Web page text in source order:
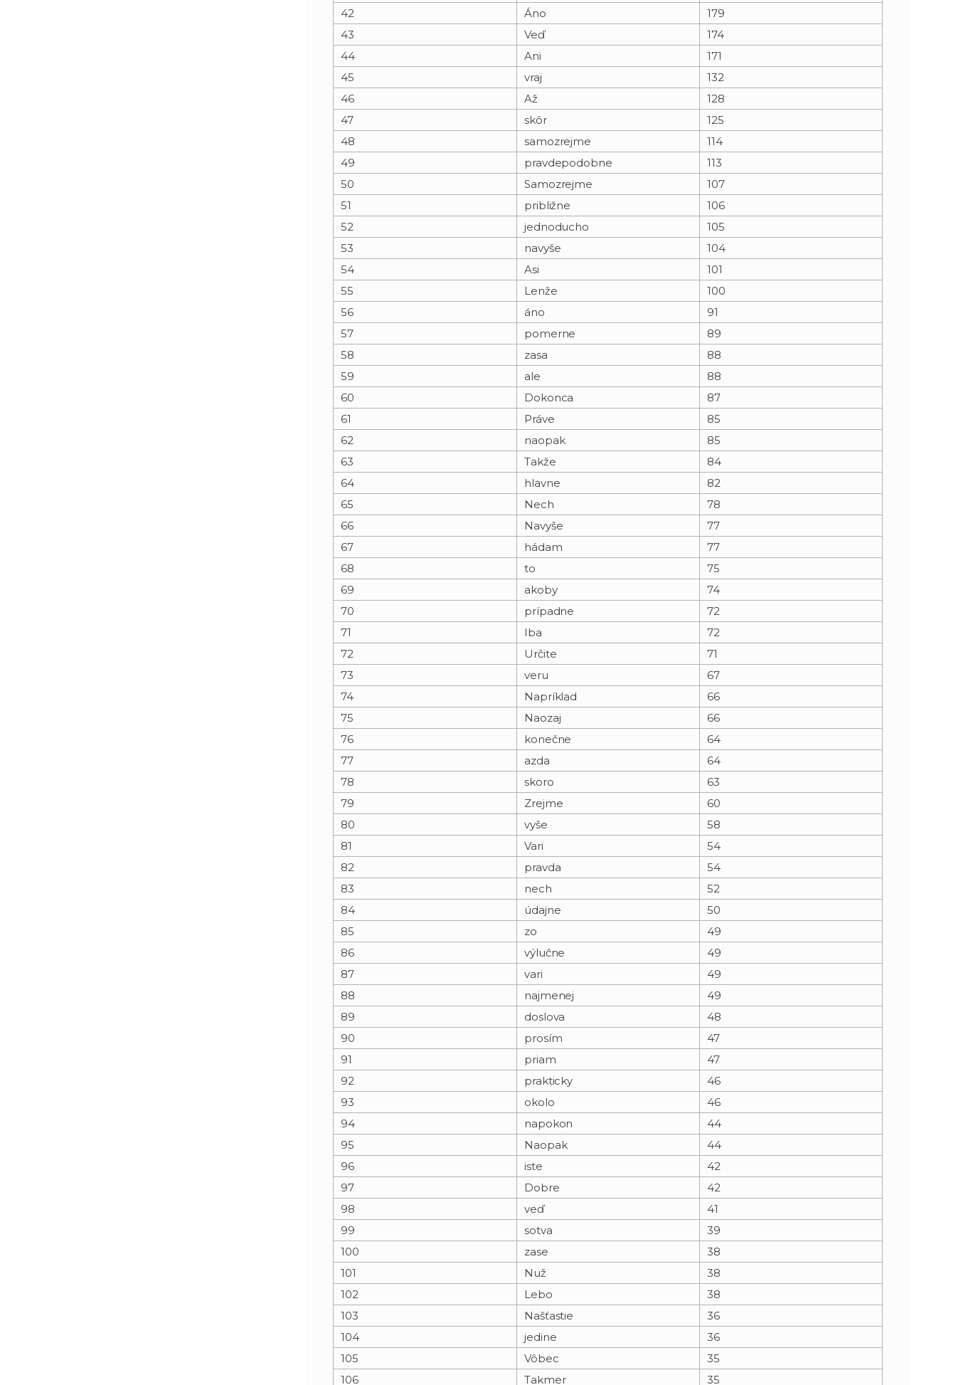
42
Áno
179
43
Veď
174
44
Ani
171
45
vraj
132
46
Až
128
47
skôr
125
48
samozrejme
114
49
pravdepodobne
113
50
Samozrejme
107
51
približne
106
52
jednoducho
105
53
navyše
104
54
Asi
101
55
Lenže
100
56
áno
91
57
pomerne
89
58
zasa
88
59
ale
88
60
Dokonca
87
61
Práve
85
62
naopak
85
63
Takže
84
64
hlavne
82
65
Nech
78
66
Navyše
77
67
hádam
77
68
to
75
69
akoby
74
70
prípadne
72
71
Iba
72
72
Určite
71
73
veru
67
74
Napríklad
66
75
Naozaj
66
76
konečne
64
77
azda
64
78
skoro
63
79
Zrejme
60
80
vyše
58
81
Vari
54
82
pravda
54
83
nech
52
84
údajne
50
85
zo
49
86
výlučne
49
87
vari
49
88
najmenej
49
89
doslova
48
90
prosím
47
91
priam
47
92
prakticky
46
93
okolo
46
94
napokon
44
95
Naopak
44
96
iste
42
97
Dobre
42
98
veď
41
99
sotva
39
100
zase
38
101
Nuž
38
102
Lebo
38
103
Našťastie
36
104
jedine
36
105
Vôbec
35
106
Takmer 35